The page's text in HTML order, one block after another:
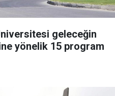
geleceğin
yönelik 15 program